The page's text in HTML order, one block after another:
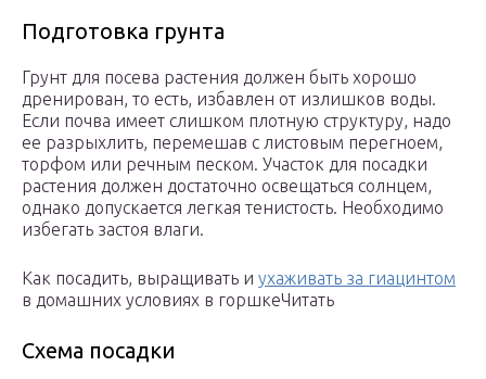
Подготовка грунта
Грунт для посева растения должен быть хорошо
дренирован, то есть, избавлен от излишков воды.
Если почва имеет слишком плотную структуру, надо
ее разрыхлить, перемешав с листовым перегноем,
торфом или речным песком. Участок для посадки
растения должен достаточно освещаться солнцем,
однако допускается легкая тенистость. Необходимо
избегать застоя влаги.
Как посадить, выращивать и ухаживать за гиацинтом
в домашних условиях в горшкеЧитать
Схема посадки